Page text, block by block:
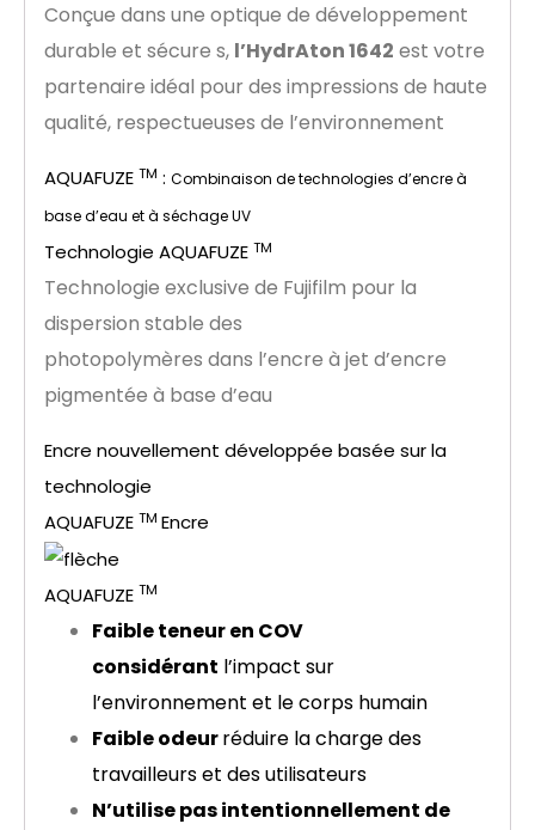
Conçue dans une optique de développement
durable et sécure s, l’HydrAton 1642 est votre
partenaire idéal pour des impressions de haute
qualité, respectueuses de l’environnement
AQUAFUZE TM : Combinaison de technologies d’encre à
base d’eau et à séchage UV
Technologie AQUAFUZE TM
Technologie exclusive de Fujifilm pour la
dispersion stable des
photopolymères dans l’encre à jet d’encre
pigmentée à base d’eau
Encre nouvellement développée basée sur la
technologie
AQUAFUZE TM Encre
AQUAFUZE TM
Faible teneur en COV
considérant l’impact sur
l’environnement et le corps humain
Faible odeurréduire la charge des
travailleurs et des utilisateurs
N’utilise pas intentionnellement de